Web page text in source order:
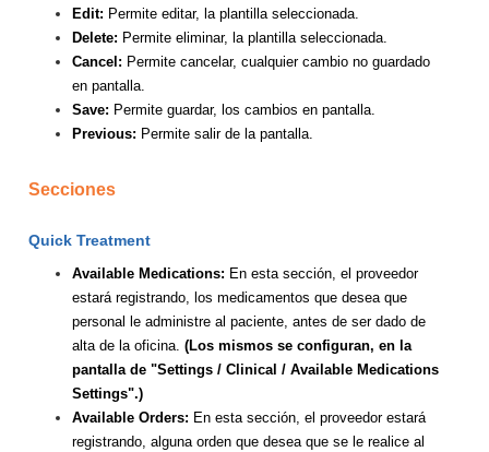
Edit: Permite editar, la plantilla seleccionada.
Delete: Permite eliminar, la plantilla seleccionada.
Cancel: Permite cancelar, cualquier cambio no guardado
en pantalla.
Save: Permite guardar, los cambios en pantalla.
Previous: Permite salir de la pantalla.
Secciones
Quick Treatment
Available Medications: En esta sección, el proveedor
estará registrando, los medicamentos que desea que
personal le administre al paciente, antes de ser dado de
alta de la oficina. (Los mismos se configuran, en la
pantalla de "Settings / Clinical / Available Medications
Settings".)
Available Orders: En esta sección, el proveedor estará
registrando, alguna orden que desea que se le realice al